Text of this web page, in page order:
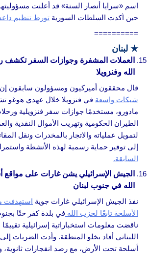
اسم «سرايا أنصار السنة» قد أعلنت
حين أكدت السلطات السورية تورط تنظيم
==========
★ لبنان
العملات المشفرة وجوازات السفر تكشف
الله وفنزويلا
قال محققون أميركيون ومسؤولون سابقون
شبكات واسعة في فنزويلا خلال عهدي هوغو
مادورو، مستخدمًا جوازات سفر فنزويلية
الطيران الحكومية وتهريب الأموال النقدية
لتمويل عملياته والاتجار بالمخدرات ونقل
إلى توفير حماية رسمية لهذه الأنشطة
السابقة.
الجيش الإسرائيلي يشن غارات على
الله في جنوب لبنان
نفذ الجيش الإسرائيلي غارات جوية استهدفت
الأسلحة تابعًا لحزب الله في بلدة كفر حتّا
ناقضت معلومات استخباراتية إسرائيلية
اللبناني أفاد بخلو المنطقة. وأدت الضربات
أسلحة تحت الأرض، مع رصد انفجارات